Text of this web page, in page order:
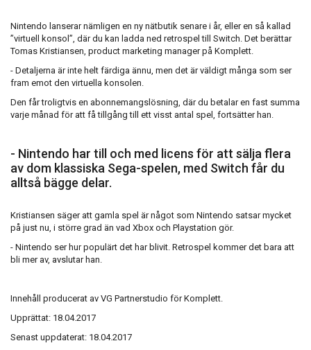
Nintendo lanserar nämligen en ny nätbutik senare i år, eller en så kallad
”virtuell konsol”, där du kan ladda ned retrospel till Switch. Det berättar
Tomas Kristiansen, product marketing managerpå Komplett.
- Detaljerna är inte helt färdiga ännu, men det är väldigt många som ser
fram emot den virtuella konsolen.
Den får troligtvis en abonnemangslösning, där du betalar en fast summa
varje månad för att få tillgång till ett visst antal spel, fortsätter han.
- Nintendo har till och med licens för att sälja flera
av dom klassiska Sega-spelen, med Switch får du
alltså bägge delar.
Kristiansen säger att gamla spel är något som Nintendo satsar mycket
på just nu, i större grad än vad Xbox och Playstation gör.
- Nintendo ser hur populärt det har blivit. Retrospel kommer det bara att
bli mer av, avslutar han.
Innehåll producerat av VG Partnerstudio för Komplett.
Upprättat: 18.04.2017
Senast uppdaterat: 18.04.2017